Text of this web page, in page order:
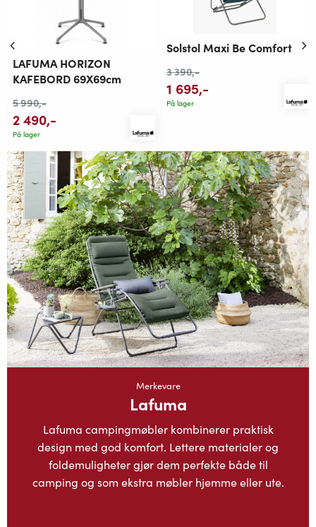
LAFUMA HORIZON
KAFEBORD 69X69cm
5 990,-
2 490,-
På lager
Solstol Maxi Be Comfort
3 390,-
1 695,-
På lager
Merkevare
Lafuma
Lafuma campingmøbler kombinerer praktisk
design med god komfort. Lettere materialer og
foldemuligheter gjør dem perfekte både til
camping og som ekstra møbler hjemme eller ute.